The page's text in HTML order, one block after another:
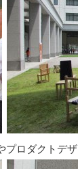
ロダクトデ